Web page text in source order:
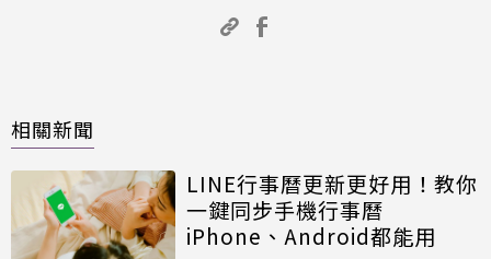
相關新聞
LINE行事曆更新更好用！教你
一鍵同步手機行事曆
iPhone、Android都能用